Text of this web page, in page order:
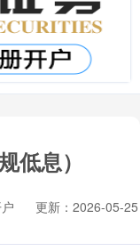
低息）
更新：2026-05-25